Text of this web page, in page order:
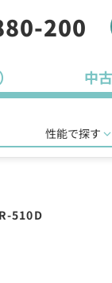
200
中
性能で探す
510D